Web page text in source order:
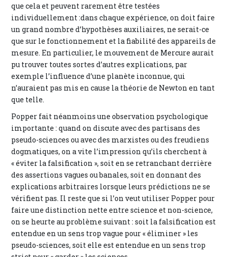
que cela et peuvent rarement être testées
individuellement :dans chaque expérience, on doit faire
un grand nombre d’hypothèses auxiliaires, ne serait-ce
que sur le fonctionnement et la fiabilité des appareils de
mesure. En particulier, le mouvement de Mercure aurait
pu trouver toutes sortes d’autres explications, par
exemple l’influence d’une planète inconnue, qui
n’auraient pas mis en cause la théorie de Newton en tant
que telle.
Popper fait néanmoins une observation psychologique
importante : quand on discute avec des partisans des
pseudo-sciences ou avec des marxistes ou des freudiens
dogmatiques, on a vite l’impression qu’ils cherchent à
« éviter la falsification », soit en se retranchant derrière
des assertions vagues ou banales, soit en donnant des
explications arbitraires lorsque leurs prédictions ne se
vérifient pas. Il reste que si l’on veut utiliser Popper pour
faire une distinction nette entre science et non-science,
on se heurte au problème suivant : soit la falsification est
entendue en un sens trop vague pour « éliminer » les
pseudo-sciences, soit elle est entendue en un sens trop